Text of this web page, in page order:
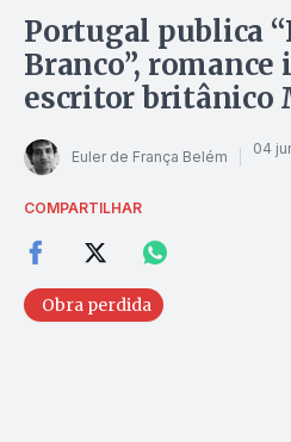
Portugal publica
Branco”, romance
escritor britânico
Euler de França Belém 04
COMPARTILHAR
Obra perdida